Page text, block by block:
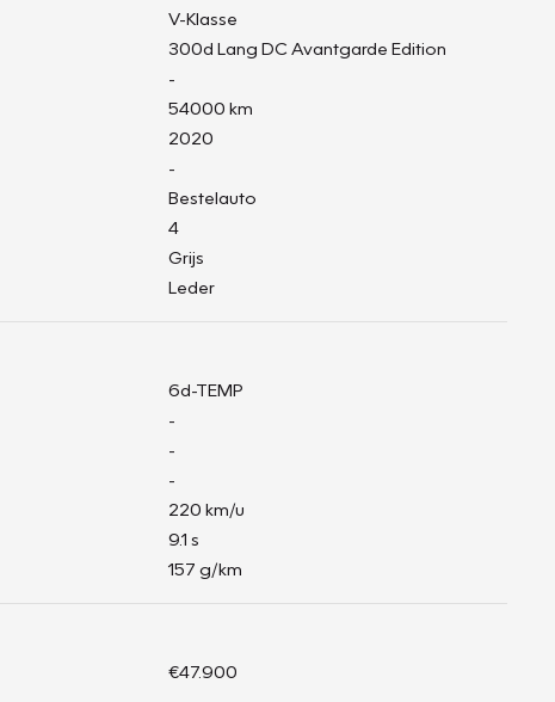
V-Klasse
300d Lang DC Avantgarde Edition
-
54000 km
2020
-
Bestelauto
4
Grijs
Leder
6d-TEMP
-
-
-
220 km/u
9.1 s
157 g/km
€47.900